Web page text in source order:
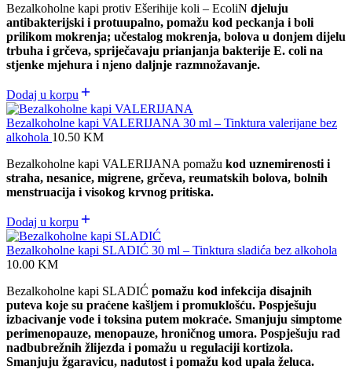
Bezalkoholne kapi protiv Ešerihije koli – EcoliN djeluju
antibakterijski i protuupalno, pomažu kod peckanja i boli
prilikom mokrenja; učestalog mokrenja, bolova u donjem dijelu
trbuha i grčeva, spriječavaju prianjanja bakterije E. coli na
stjenke mjehura i njeno daljnje razmnožavanje.
Dodaj u korpu
Bezalkoholne kapi VALERIJANA 30 ml – Tinktura valerijane bez
alkohola 10.50 KM
Bezalkoholne kapi VALERIJANA pomažu kod uznemirenosti i
straha, nesanice, migrene, grčeva, reumatskih bolova, bolnih
menstruacija i visokog krvnog pritiska.
Dodaj u korpu
Bezalkoholne kapi SLADIĆ 30 ml – Tinktura sladića bez alkohola
10.00 KM
Bezalkoholne kapi SLADIĆ pomažu kod infekcija disajnih
puteva koje su praćene kašljem i promuklošću. Pospješuju
izbacivanje vode i toksina putem mokraće. Smanjuju simptome
perimenopauze, menopauze, hroničnog umora. Pospješuju rad
nadbubrežnih žlijezda i pomažu u regulaciji kortizola.
Smanjuju žgaravicu, nadutost i pomažu kod upala želuca.